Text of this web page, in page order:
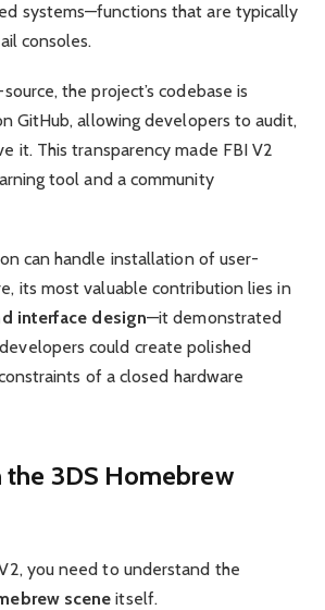
systems—functions that are typically
consoles.
the project’s codebase is
GitHub, allowing developers to audit,
it. This transparency made FBI V2
tool and a community
can handle installation of user-
its most valuable contribution lies in
interface design—it demonstrated
could create polished
of a closed hardware
the 3DS Homebrew
you need to understand the
scene itself.